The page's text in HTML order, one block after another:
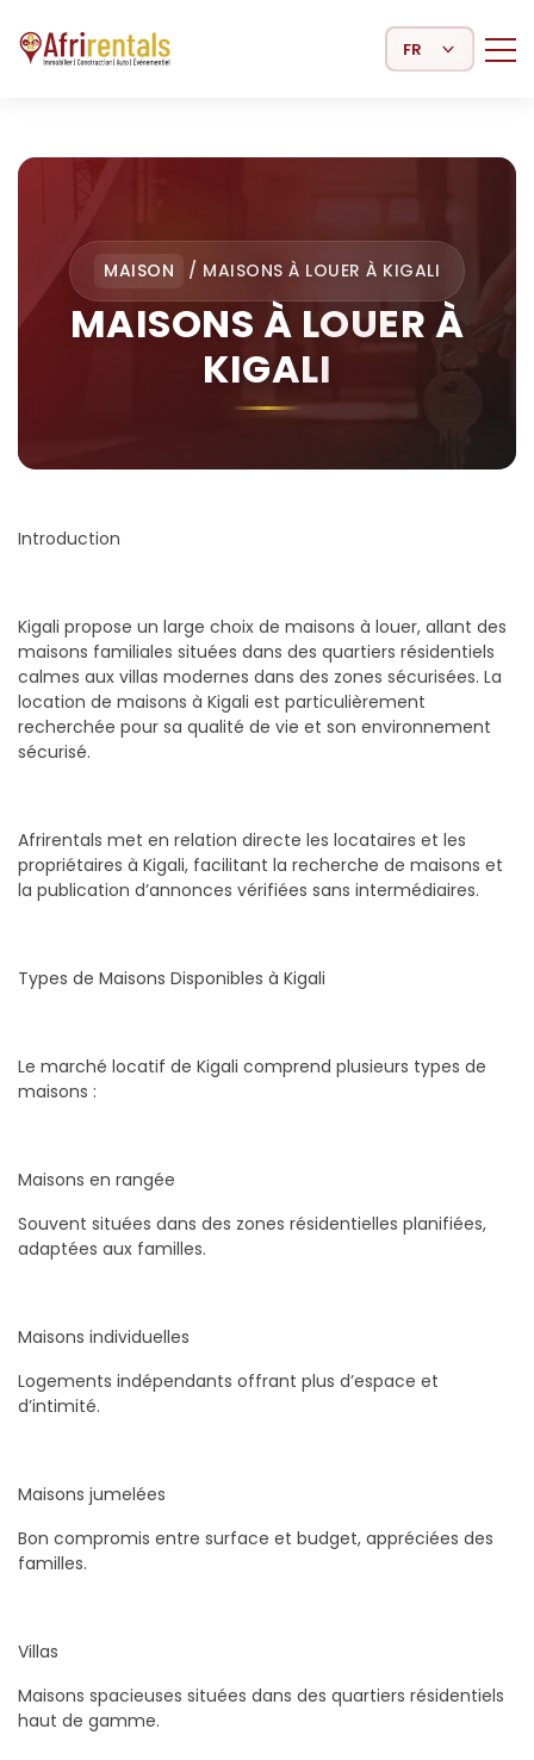
Select Language
MAISON / MAISONS À LOUER À KIGALI
MAISONS À LOUER À
KIGALI
Introduction
Kigali propose un large choix de maisons à louer, allant des
maisons familiales situées dans des quartiers résidentiels
calmes aux villas modernes dans des zones sécurisées. La
location de maisons à Kigali est particulièrement
recherchée pour sa qualité de vie et son environnement
sécurisé.
Afrirentals met en relation directe les locataires et les
propriétaires à Kigali, facilitant la recherche de maisons et
la publication d’annonces vérifiées sans intermédiaires.
Types de Maisons Disponibles à Kigali
Le marché locatif de Kigali comprend plusieurs types de
maisons :
Maisons en rangée
Souvent situées dans des zones résidentielles planifiées,
adaptées aux familles.
Maisons individuelles
Logements indépendants offrant plus d’espace et
d’intimité.
Maisons jumelées
Bon compromis entre surface et budget, appréciées des
familles.
Villas
Maisons spacieuses situées dans des quartiers résidentiels
haut de gamme.